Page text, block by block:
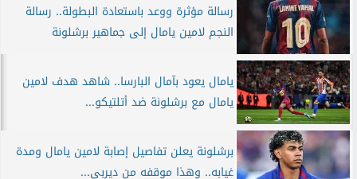
رسالة مؤثرة ووعد باستعادة البطولة.. رسالة
النجم لامين يامال إلى جماهير برشلونة
يامال يعود بآمال البارسا.. شاهد هدف لامين
يامال مع برشلونة ضد أتلتيكو...
برشلونة يعلن تفاصيل إصابة لامين يامال ومدة
غيابه.. وهذا موقفه من ديربي...